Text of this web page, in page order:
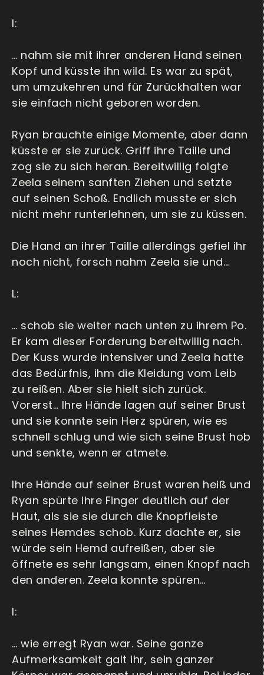
I:
… nahm sie mit ihrer anderen Hand seinen
Kopf und küsste ihn wild. Es war zu spät,
um umzukehren und für Zurückhalten war
sie einfach nicht geboren worden.
Ryan brauchte einige Momente, aber dann
küsste er sie zurück. Griff ihre Taille und
zog sie zu sich heran. Bereitwillig folgte
Zeela seinem sanften Ziehen und setzte
auf seinen Schoß. Endlich musste er sich
nicht mehr runterlehnen, um sie zu küssen.
Die Hand an ihrer Taille allerdings gefiel ihr
noch nicht, forsch nahm Zeela sie und…
L:
… schob sie weiter nach unten zu ihrem Po.
Er kam dieser Forderung bereitwillig nach.
Der Kuss wurde intensiver und Zeela hatte
das Bedürfnis, ihm die Kleidung vom Leib
zu reißen. Aber sie hielt sich zurück.
Vorerst… Ihre Hände lagen auf seiner Brust
und sie konnte sein Herz spüren, wie es
schnell schlug und wie sich seine Brust hob
und senkte, wenn er atmete.
Ihre Hände auf seiner Brust waren heiß und
Ryan spürte ihre Finger deutlich auf der
Haut, als sie sie durch die Knopfleiste
seines Hemdes schob. Kurz dachte er, sie
würde sein Hemd aufreißen, aber sie
öffnete es sehr langsam, einen Knopf nach
den anderen. Zeela konnte spüren…
I:
… wie erregt Ryan war. Seine ganze
Aufmerksamkeit galt ihr, sein ganzer